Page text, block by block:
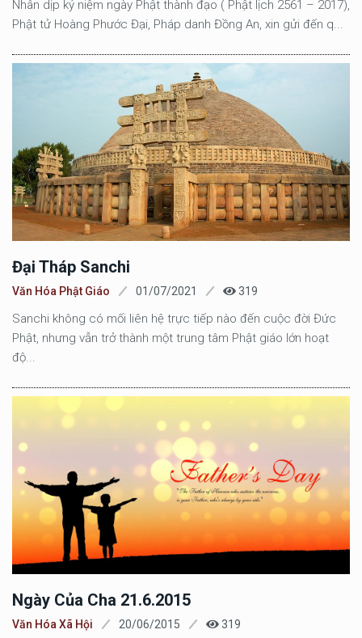
Nhân dịp kỷ niệm ngày Phật thành đạo ( Phật lịch 2561 – 2017),
Phật tử Hoàng Phước Đại, Pháp danh Đồng An, xin gửi đến q...
Đại Tháp Sanchi
Văn Hóa Phật Giáo 01/07/2021 319
Sanchi không có mối liên hệ trực tiếp nào đến cuộc đời Đức
Phật, nhưng vẫn trở thành một trung tâm Phật giáo lớn hoạt
độ...
Ngày Của Cha 21.6.2015
Văn Hóa Xã Hội 20/06/2015 319